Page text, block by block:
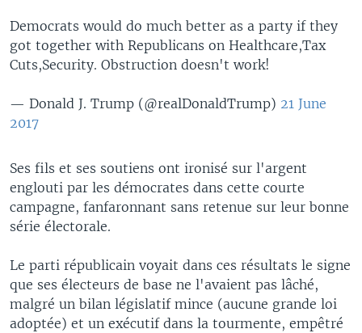
Democrats would do much better as a party if they
got together with Republicans on Healthcare,Tax
Cuts,Security. Obstruction doesn't work!
— Donald J. Trump (@realDonaldTrump) 21 June
2017
Ses fils et ses soutiens ont ironisé sur l'argent
englouti par les démocrates dans cette courte
campagne, fanfaronnant sans retenue sur leur bonne
série électorale.
Le parti républicain voyait dans ces résultats le signe
que ses électeurs de base ne l'avaient pas lâché,
malgré un bilan législatif mince (aucune grande loi
adoptée) et un exécutif dans la tourmente, empêtré